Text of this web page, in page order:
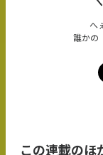
へ
誰かの
この連載のほ